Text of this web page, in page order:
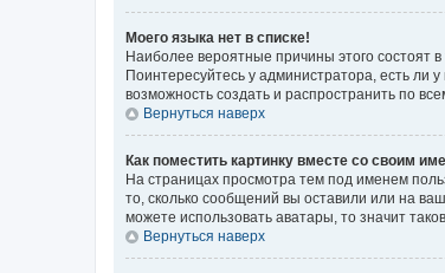
Моего языка нет в списке!
Наиболее вероятные причины этого состоят
Поинтересуйтесь у администратора, есть ли
возможность создать и распространить по
Вернуться наверх
Как поместить картинку вместе со своим
На страницах просмотра тем под именем
то, сколько сообщений вы оставили или на
можете использовать аватары, то значит
Вернуться наверх